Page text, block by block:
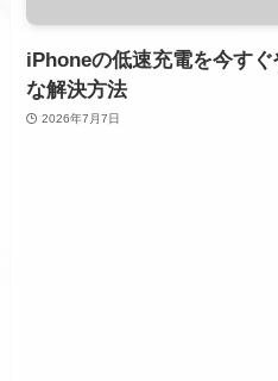
iPhoneの低速充電を今す
な解決方法
2026年7月7日